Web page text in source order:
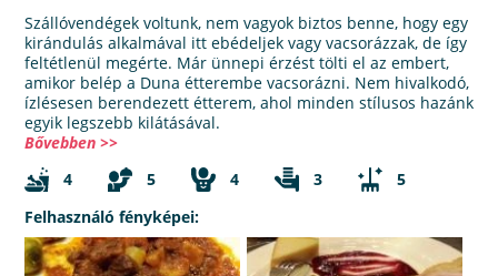
Szállóvendégek voltunk, nem vagyok biztos benne, hogy egy
kirándulás alkalmával itt ebédeljek vagy vacsorázzak, de így
feltétlenül megérte. Már ünnepi érzést tölti el az embert,
amikor belép a Duna étterembe vacsorázni. Nem hivalkodó,
ízlésesen berendezett étterem, ahol minden stílusos hazánk
egyik legszebb kilátásával.
Bővebben >>
4
5 4 3
5
Felhasználó fényképei: